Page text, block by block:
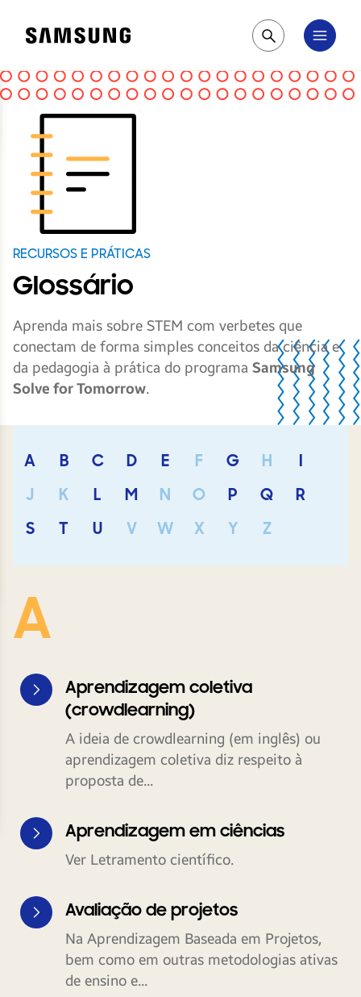
Samsung Pesquisar
RECURSOS E PRÁTICAS
Glossário
Aprenda mais sobre STEM com verbetes que
conectam de forma simples conceitos da ciência e
da pedagogia à prática do programa Samsung
Solve for Tomorrow.
A B C D E F G H
I
J
K L M N O P Q
R
S
T U V W X Y Z
A
Aprendizagem coletiva
(crowdlearning)
A ideia de crowdlearning (em inglês) ou
aprendizagem coletiva diz respeito à
proposta de...
Aprendizagem em ciências
Ver Letramento científico.
Avaliação de projetos
Na Aprendizagem Baseada em Projetos,
bem como em outras metodologias ativas
de ensino e...